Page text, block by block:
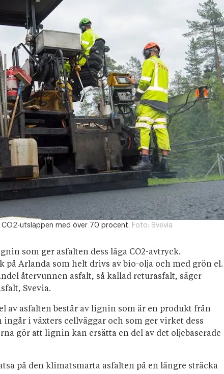
utsläppen med över 70 procent. Foto: Svevia
som ger asfalten dess låga CO2-avtryck.
på Arlanda som helt drivs av bio-olja och med grön el.
återvunnen asfalt, så kallad returasfalt, säger
Svevia.
av asfalten består av lignin som är en produkt från
i växters cellväggar och som ger virket dess
gör att lignin kan ersätta en del av det oljebaserade
på den klimatsmarta asfalten på en längre sträcka